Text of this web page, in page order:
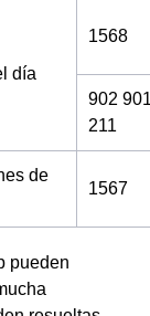
día
1568
902
211
de
1567
pueden